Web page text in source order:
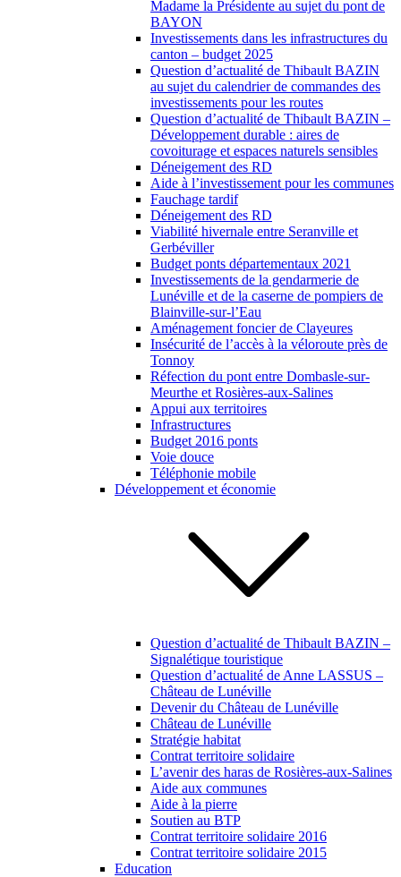
Madame la Présidente au sujet du pont de
BAYON
Investissements dans les infrastructures du
canton – budget 2025
Question d’actualité de Thibault BAZIN
au sujet du calendrier de commandes des
investissements pour les routes
Question d’actualité de Thibault BAZIN –
Développement durable : aires de
covoiturage et espaces naturels sensibles
Déneigement des RD
Aide à l’investissement pour les communes
Fauchage tardif
Déneigement des RD
Viabilité hivernale entre Seranville et
Gerbéviller
Budget ponts départementaux 2021
Investissements de la gendarmerie de
Lunéville et de la caserne de pompiers de
Blainville-sur-l’Eau
Aménagement foncier de Clayeures
Insécurité de l’accès à la véloroute près de
Tonnoy
Réfection du pont entre Dombasle-sur-
Meurthe et Rosières-aux-Salines
Appui aux territoires
Infrastructures
Budget 2016 ponts
Voie douce
Téléphonie mobile
Développement et économie
Question d’actualité de Thibault BAZIN –
Signalétique touristique
Question d’actualité de Anne LASSUS –
Château de Lunéville
Devenir du Château de Lunéville
Château de Lunéville
Stratégie habitat
Contrat territoire solidaire
L’avenir des haras de Rosières-aux-Salines
Aide aux communes
Aide à la pierre
Soutien au BTP
Contrat territoire solidaire 2016
Contrat territoire solidaire 2015
Education